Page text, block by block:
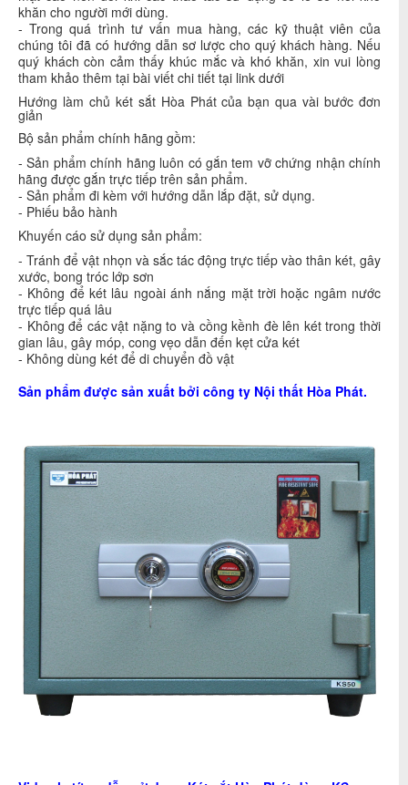
khăn cho người mới dùng.
- Trong quá trình tư vấn mua hàng, các kỹ thuật viên của
chúng tôi đã có hướng dẫn sơ lược cho quý khách hàng. Nếu
quý khách còn cảm thấy khúc mắc và khó khăn, xin vui lòng
tham khảo thêm tại bài viết chi tiết tại link dưới
Hướng làm chủ két sắt Hòa Phát của bạn qua vài bước đơn
giản
Bộ sản phẩm chính hãng gồm:
- Sản phẩm chính hãng luôn có gắn tem vỡ chứng nhận chính
hãng được gắn trực tiếp trên sản phẩm.
- Sản phẩm đi kèm với hướng dẫn lắp đặt, sử dụng.
- Phiếu bảo hành
Khuyến cáo sử dụng sản phẩm:
- Tránh để vật nhọn và sắc tác động trực tiếp vào thân két, gây
xước, bong tróc lớp sơn
- Không để két lâu ngoài ánh nắng mặt trời hoặc ngâm nước
trực tiếp quá lâu
- Không để các vật nặng to và cồng kềnh đè lên két trong thời
gian lâu, gây móp, cong vẹo dẫn đến kẹt cửa két
- Không dùng két để di chuyển đồ vật
Sản phẩm được sản xuất bởi công ty Nội thất Hòa Phát.